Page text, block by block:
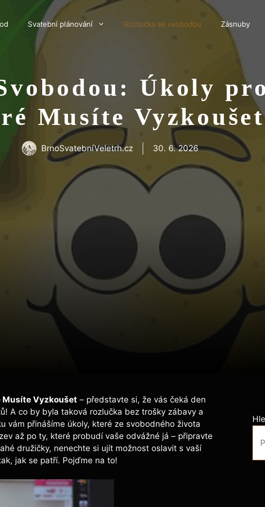
Svatební plánování Rozlučka se svobodou Zásnuby
Úkoly
Musíte Vyzkoušet
BrnoSvatebníVeletrh.cz 30. 6. 2026
Musíte Vyzkoušet – představte si, že vás⁢ čeká den
A co by​ byla ‌taková rozlučka‍ bez trošky ⁤zábavy a
vám⁢ přinášíme ‍úkoly, které ze‌ svobodného života​
až po ‌ty, které ‌probudí⁢ vaše odvážné já – připravte
družičky, nenechte​ si ujít možnost oslavit ​s vaší
jak ⁤se‍ patří. Pojďme‍ na‍ to!